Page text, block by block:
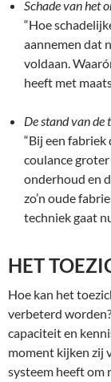
Schade van het
“Hoe
aannemen dat
voldaan.
heeft met
De stand van de
“Bij een
coulance
onderhoud en
zo’n oude
techniek gaat
HET
Hoe kan het
verbeterd
capaciteit en
moment kijken zij
systeem heeft om